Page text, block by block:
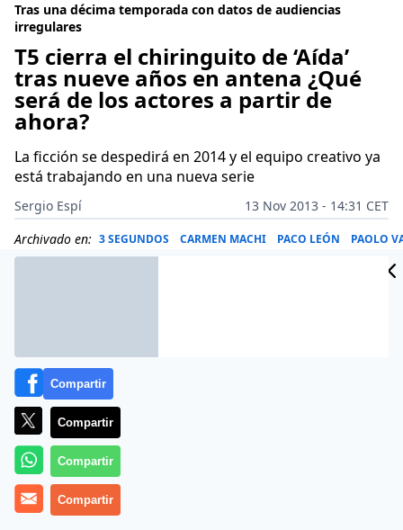
Tras una décima temporada con datos de audiencias
irregulares
T5 cierra el chiringuito de ‘Aída’
tras nueve años en antena ¿Qué
será de los actores a partir de
ahora?
La ficción se despedirá en 2014 y el equipo creativo ya
está trabajando en una nueva serie
Sergio Espí
13 Nov 2013 - 14:31 CET
Archivado en: 3 SEGUNDOS CARMEN MACHI PACO LEÓN PAOLO
Compartir
Compartir
Compartir
Compartir